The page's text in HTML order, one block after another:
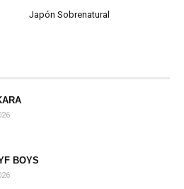
Japón Sobrenatural
BOYS